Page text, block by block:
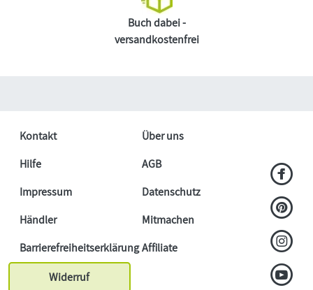
Buch dabei -
versandkostenfrei
Kontakt
Über uns
Hilfe
AGB
Impressum
Datenschutz
Händler
Mitmachen
BarrierefreiheitserklärungAffiliate
Widerruf